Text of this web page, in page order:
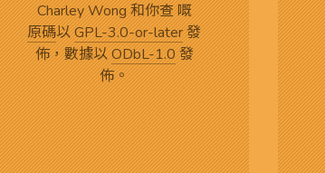
Charley Wong 和你查 嘅
原碼以GPL-3.0-or-later發
佈，數據以ODbL-1.0發
佈。